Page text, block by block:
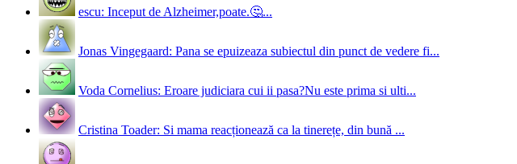
escu: Inceput de Alzheimer,poate.🤔...
Jonas Vingegaard: Pana se epuizeaza subiectul din punct de vedere fi...
Voda Cornelius: Eroare judiciara cui ii pasa?Nu este prima si ulti...
Cristina Toader: Si mama reacționează ca la tinerețe, din bună ...